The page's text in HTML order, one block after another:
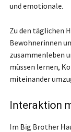
und emotionale.
Zu den täglichen
Bewohnerinnen
zusammenleben
müssen lernen,
miteinander
Interaktion
Im Big Brother